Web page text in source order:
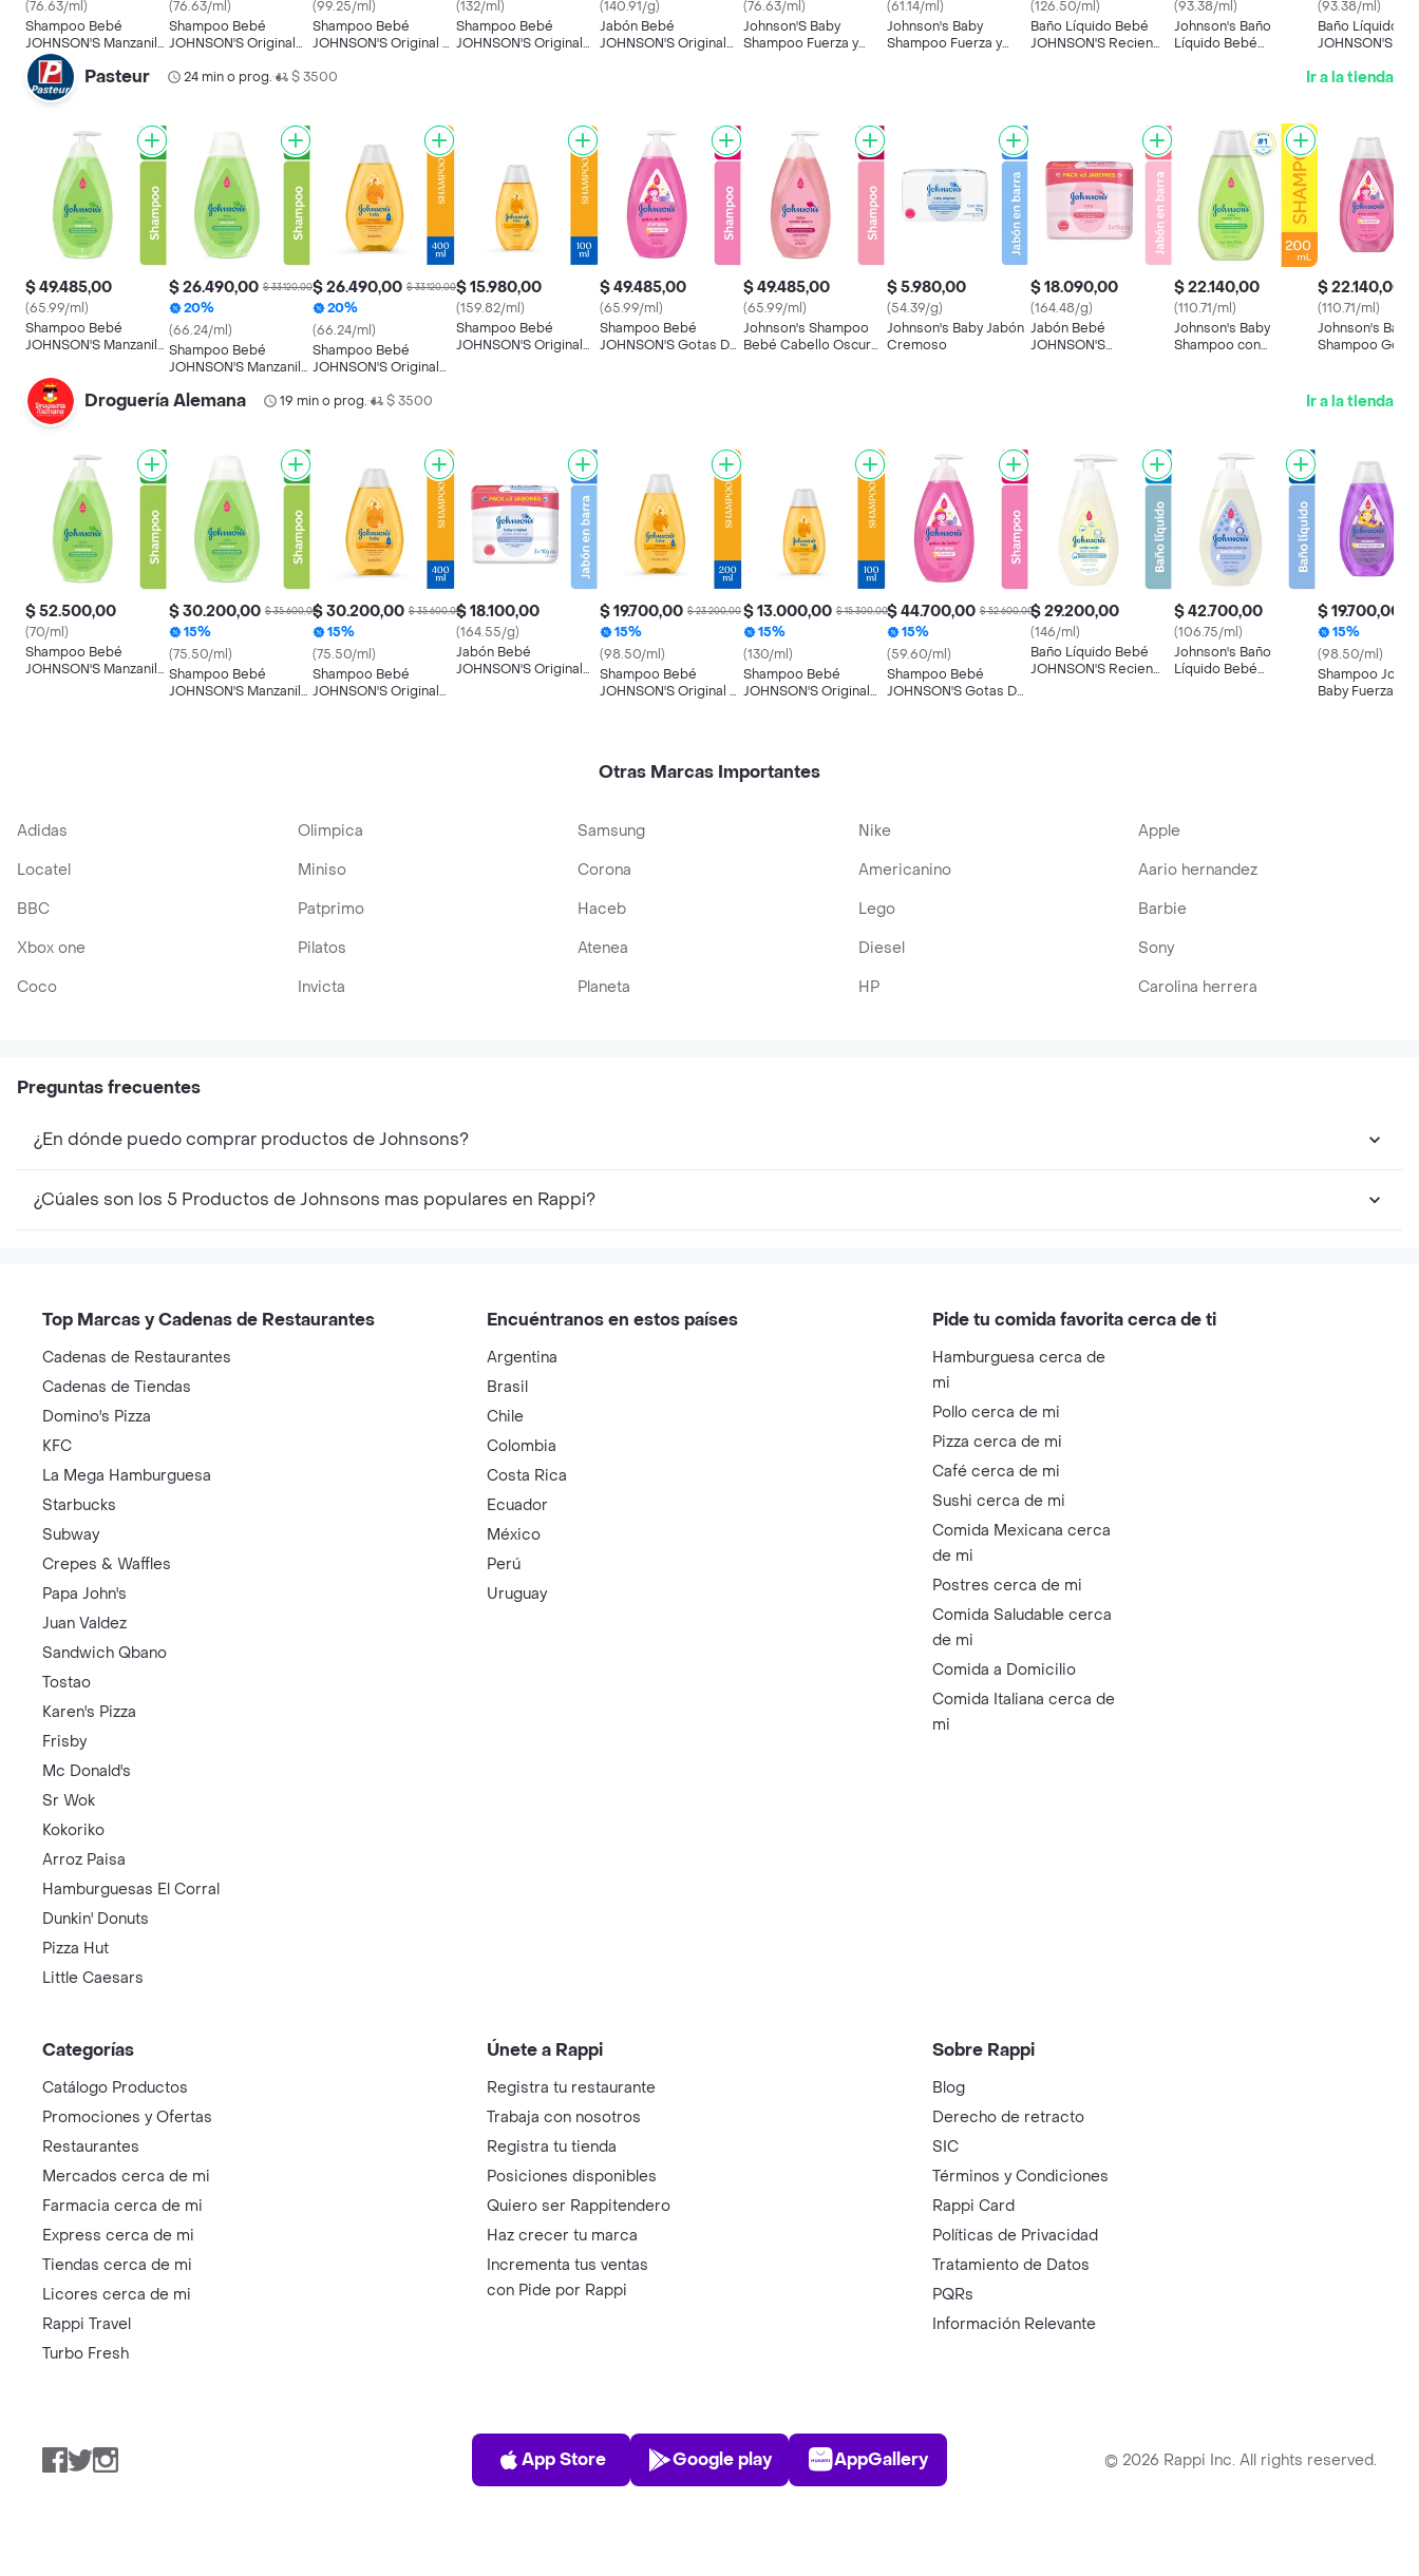
(76.63/ml)
Shampoo Bebé
JOHNSON'S Manzanilla
400 ML
(76.63/ml)
Shampoo Bebé
JOHNSON'S Original
(99.25/ml)
Shampoo Bebé
JOHNSON'S Original x
(132/ml)
Shampoo Bebé
JOHNSON'S Original
(140.91/g)
Jabón Bebé
JOHNSON'S Original
(76.63/ml)
Johnson'S Baby
Shampoo Fuerza y
(61.14/ml)
Johnson's Baby
Shampoo Fuerza y
(126.50/ml)
Baño Líquido Bebé
JOHNSON'S Recien
(93.38/ml)
Johnson's Baño
Líquido Bebé
(93.38/ml)
Baño Líquido
JOHNSON'S
Pasteur 24 min o prog.• $ 3500 Ir a la tienda
$ 49.485,00
(65.99/ml)
Shampoo Bebé
JOHNSON'S Manzanilla
$ 26.490,00 $ 33.120,00
20%
(66.24/ml)
Shampoo Bebé
JOHNSON'S Manzanilla
$ 26.490,00 $ 33.120,00
20%
(66.24/ml)
Shampoo Bebé
JOHNSON'S Original
$ 15.980,00
(159.82/ml)
Shampoo Bebé
JOHNSON'S Original
$ 49.485,00
(65.99/ml)
Shampoo Bebé
JOHNSON'S Gotas De
$ 49.485,00
(65.99/ml)
Johnson's Shampoo
Bebé Cabello Oscuro
$ 5.980,00
(54.39/g)
Johnson's Baby Jabón
Cremoso
$ 18.090,00
(164.48/g)
Jabón Bebé
JOHNSON'S
$ 22.140,00
(110.71/ml)
Johnson's Baby
Shampoo con
$ 22.140,00
(110.71/ml)
Johnson's Baby
Shampoo
Droguería Alemana 19 min o prog.• $ 3500 Ir a la tienda
$ 52.500,00
(70/ml)
Shampoo Bebé
JOHNSON'S Manzanilla
$ 30.200,00 $ 35.600,00
15%
(75.50/ml)
Shampoo Bebé
JOHNSON'S Manzanilla
$ 30.200,00 $ 35.600,00
15%
(75.50/ml)
Shampoo Bebé
JOHNSON'S Original
$ 18.100,00
(164.55/g)
Jabón Bebé
JOHNSON'S Original
$ 19.700,00 $ 23.200,00
15%
(98.50/ml)
Shampoo Bebé
JOHNSON'S Original x
$ 13.000,00 $ 15.300,00
15%
(130/ml)
Shampoo Bebé
JOHNSON'S Original
$ 44.700,00 $ 52.600,00
15%
(59.60/ml)
Shampoo Bebé
JOHNSON'S Gotas De
$ 29.200,00
(146/ml)
Baño Líquido Bebé
JOHNSON'S Recien
$ 42.700,00
(106.75/ml)
Johnson's Baño
Líquido Bebé
$ 19.700,00
15%
(98.50/ml)
Shampoo
Baby Fuerza Y
Otras Marcas Importantes
Adidas Olimpica Samsung Nike
Apple
Locatel
Miniso Corona Americanino
Aario hernandez
BBC
Patprimo Haceb Lego
Barbie
Xbox one
Pilatos Atenea Diesel
Sony
Coco
Invicta Planeta HP Carolina herrera
Preguntas frecuentes
¿En dónde puedo comprar productos de Johnsons?
¿Cúales son los 5 Productos de Johnsons mas populares en Rappi?
Top Marcas y Cadenas de Restaurantes
Cadenas de Restaurantes
Cadenas de Tiendas
Domino's Pizza
KFC
La Mega Hamburguesa
Starbucks
Subway
Crepes & Waffles
Papa John's
Juan Valdez
Sandwich Qbano
Tostao
Karen's Pizza
Frisby
Mc Donald's
Sr Wok
Kokoriko
Arroz Paisa
Hamburguesas El Corral
Dunkin' Donuts
Pizza Hut
Little Caesars
Encuéntranos en estos países
Argentina
Brasil
Chile
Colombia
Costa Rica
Ecuador
México
Perú
Uruguay
Pide tu comida favorita cerca de ti
Hamburguesa cerca de
mi
Pollo cerca de mi
Pizza cerca de mi
Café cerca de mi
Sushi cerca de mi
Comida Mexicana cerca
de mi
Postres cerca de mi
Comida Saludable cerca
de mi
Comida a Domicilio
Comida Italiana cerca de
mi
Categorías
Catálogo Productos
Promociones y Ofertas
Restaurantes
Mercados cerca de mi
Farmacia cerca de mi
Express cerca de mi
Tiendas cerca de mi
Licores cerca de mi
Rappi Travel
Turbo Fresh
Únete a Rappi
Registra tu restaurante
Trabaja con nosotros
Registra tu tienda
Posiciones disponibles
Quiero ser Rappitendero
Haz crecer tu marca
Incrementa tus ventas
con Pide por Rappi
Sobre Rappi
Blog
Derecho de retracto
SIC
Términos y Condiciones
Rappi Card
Políticas de Privacidad
Tratamiento de Datos
PQRs
Información Relevante
Facebook
TwitterInstagram
App Store
App Store
Play Store
Google play
AppGallery
AppGallery © 2026 Rappi Inc. All rights reserved.